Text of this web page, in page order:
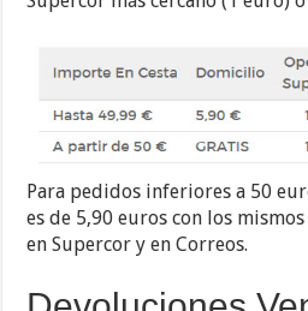
Para pedidos inferiores a 50
es de 5,90 euros con los
en Supercor y en Correos.